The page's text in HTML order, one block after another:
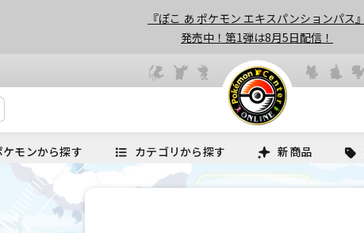
『ぽこ あ ポケモン エキスパンションパス』
発売中！第1弾は8月5日配信！
ケモンから探す カテゴリから探す 新商品